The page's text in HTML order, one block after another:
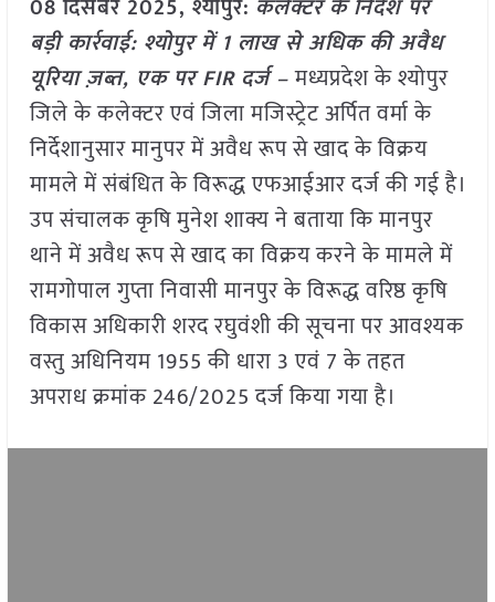
08 दिसंबर 2025, श्योपुर: कलेक्टर के निर्देश पर
बड़ी कार्रवाई: श्योपुर में 1 लाख से अधिक की अवैध
यूरिया ज़ब्त, एक पर FIR दर्ज –मध्यप्रदेश के श्योपुर
जिले के कलेक्टर एवं जिला मजिस्ट्रेट अर्पित वर्मा के
निर्देशानुसार मानुपर में अवैध रूप से खाद के विक्रय
मामले में संबंधित के विरूद्ध एफआईआर दर्ज की गई है।
उप संचालक कृषि मुनेश शाक्य ने बताया कि मानपुर
थाने में अवैध रूप से खाद का विक्रय करने के मामले में
रामगोपाल गुप्ता निवासी मानपुर के विरूद्ध वरिष्ठ कृषि
विकास अधिकारी शरद रघुवंशी की सूचना पर आवश्यक
वस्तु अधिनियम 1955 की धारा 3 एवं 7 के तहत
अपराध क्रमांक 246/2025 दर्ज किया गया है।